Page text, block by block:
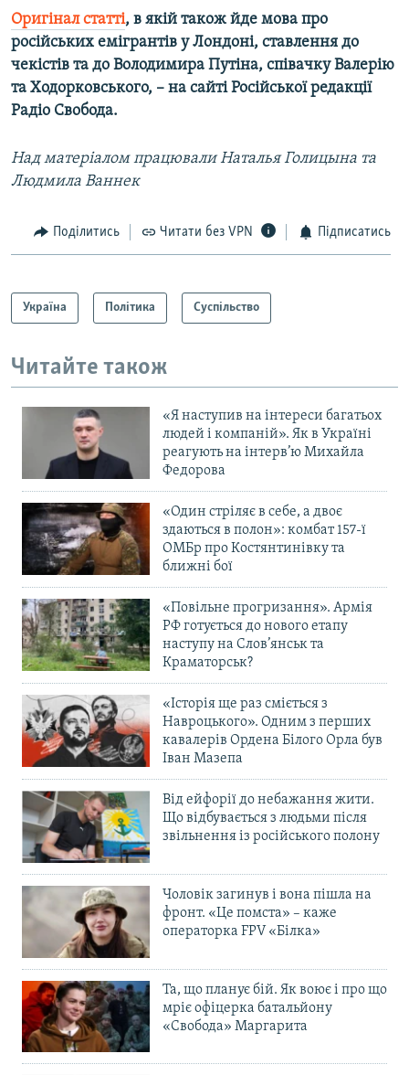
Оригінал статті, в якій також йде мова про
російських емігрантів у Лондоні, ставлення до
чекістів та до Володимира Путіна, співачку Валерію
та Ходорковського, – на сайті Російської редакції
Радіо Свобода.
Над матеріалом працювалиНаталья Голицына та
Людмила Ваннек
Поділитись Читати без VPN Підписатись
Україна Політика Суспільство
Читайте також
«Я наступив на інтереси багатьох
людей і компаній». Як в Україні
реагують на інтерв’ю Михайла
Федорова
«Один стріляє в себе, а двоє
здаються в полон»: комбат 157-ї
ОМБр про Костянтинівку та
ближні бої
«Повільне прогризання». Армія
РФ готується до нового етапу
наступу на Слов’янськ та
Краматорськ?
«Історія ще раз сміється з
Навроцького». Одним з перших
кавалерів Ордена Білого Орла був
Іван Мазепа
Від ейфорії до небажання жити.
Що відбувається з людьми після
звільнення із російського полону
Чоловік загинув і вона пішла на
фронт. «Це помста» – каже
операторка FPV «Білка»
Та, що планує бій. Як воює і про що
мріє офіцерка батальйону
«Свобода» Маргарита